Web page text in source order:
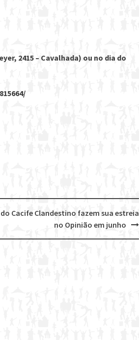
2415 – Cavalhada) ou no dia do
Cacife Clandestino fazem sua estreia
no Opinião em junho